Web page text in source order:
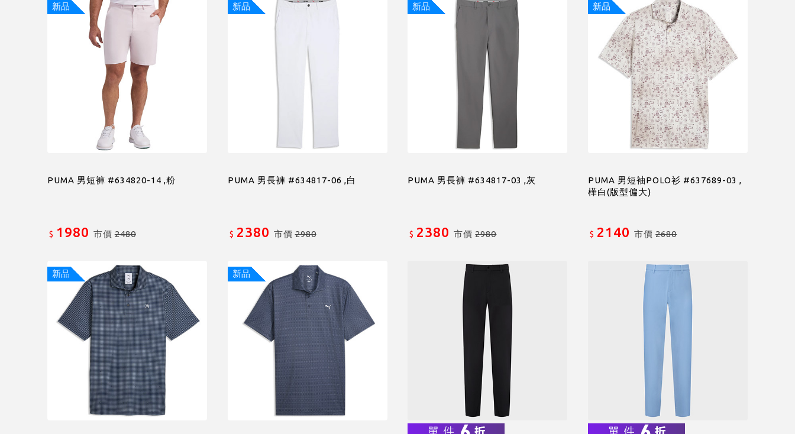
新品
PUMA 男短褲 #634820-14 ,粉
$ 1980 市價2480
新品
PUMA 男長褲 #634817-06 ,白
$ 2380 市價2980
新品
PUMA 男長褲 #634817-03 ,灰
$ 2380 市價2980
新品
PUMA 男短袖POLO衫 #637689-03 ,
樺白(版型偏大)
$ 2140 市價2680
新品 新品